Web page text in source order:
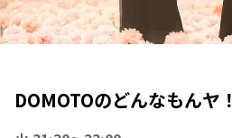
DOMOTOのどんなもんヤ！